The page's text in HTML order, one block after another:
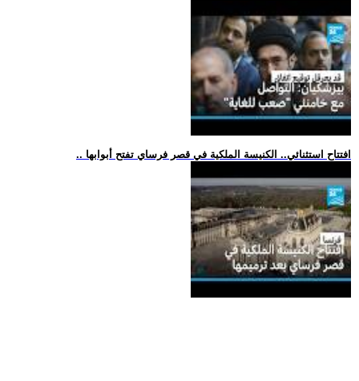
.. افتتاح استثنائي.. الكنيسة الملكية في قصر فرساي تفتح أبوابها